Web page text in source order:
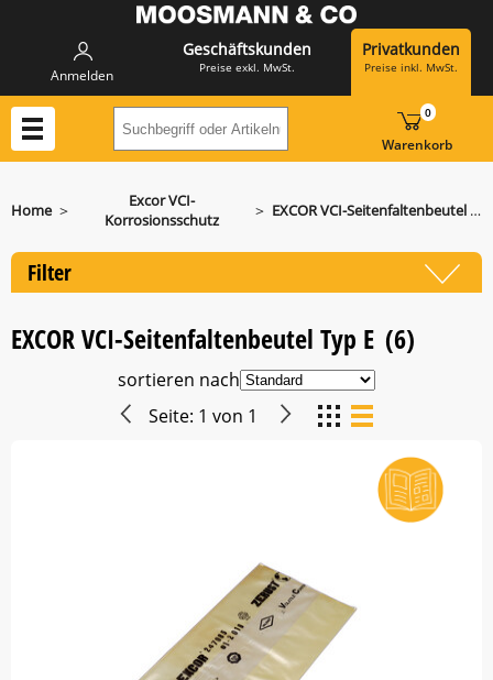
Anmelden
Geschäftskunden
Preise exkl. MwSt.
Privatkunden
Preise inkl. MwSt.
Suchbegriff oder Artikelnummer hier
Warenkorb
0
Home >
Excor VCI-
Korrosionsschutz
> EXCOR VCI-Seitenfaltenbeutel Typ E
Filter
EXCOR VCI-Seitenfaltenbeutel Typ E (6)
sortieren nach
Seite: 1 von 1